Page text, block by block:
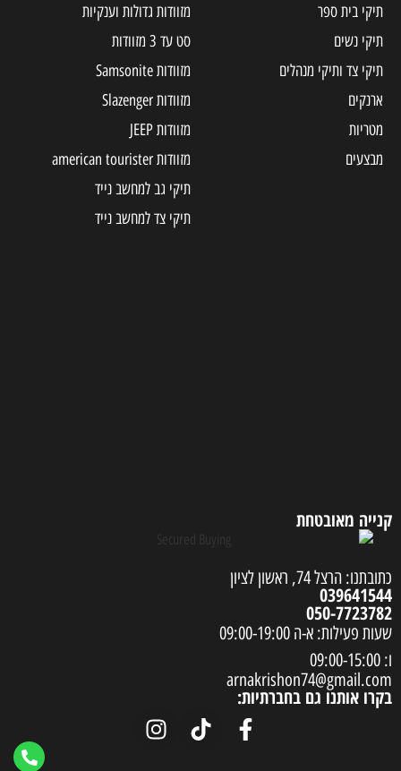
תיקי בית ספר
תיקי נשים
תיקי צד ותיקי מנהלים
ארנקים
מטריות
מבצעים
מזוודות גדולות וענקיות
סט עד 3 מזוודות
מזוודות Samsonite
מזוודות Slazenger
מזוודות JEEP
מזוודות american tourister
תיקי גב למחשב נייד
תיקי צד למחשב נייד
קנייה מאובטחת
כתובתנו: הרצל 74, ראשון לציון
039641544
050-7723782
שעות פעילות: א-ה 09:00-19:00
ו: 09:00-15:00
arnakrishon74@gmail.com
בקרו אותנו גם בחברתיות: